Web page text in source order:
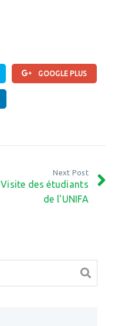
GOOGLE PLUS
Next Post
Visite des étudiants
de l'UNIFA